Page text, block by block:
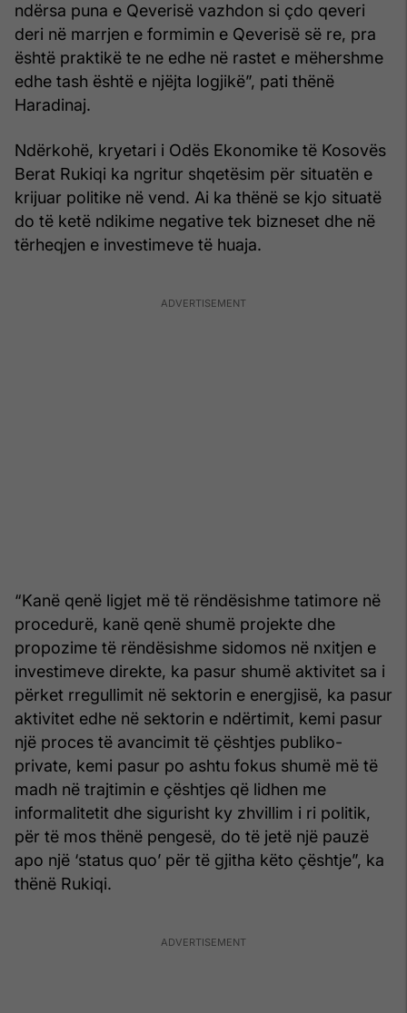
ndërsa puna e Qeverisë vazhdon si çdo qeveri
deri në marrjen e formimin e Qeverisë së re, pra
është praktikë te ne edhe në rastet e mëhershme
edhe tash është e njëjta logjikë”, pati thënë
Haradinaj.
Ndërkohë, kryetari i Odës Ekonomike të Kosovës
Berat Rukiqi ka ngritur shqetësim për situatën e
krijuar politike në vend. Ai ka thënë se kjo situatë
do të ketë ndikime negative tek bizneset dhe në
tërheqjen e investimeve të huaja.
“Kanë qenë ligjet më të rëndësishme tatimore në
procedurë, kanë qenë shumë projekte dhe
propozime të rëndësishme sidomos në nxitjen e
investimeve direkte, ka pasur shumë aktivitet sa i
përket rregullimit në sektorin e energjisë, ka pasur
aktivitet edhe në sektorin e ndërtimit, kemi pasur
një proces të avancimit të çështjes publiko-
private, kemi pasur po ashtu fokus shumë më të
madh në trajtimin e çështjes që lidhen me
informalitetit dhe sigurisht ky zhvillim i ri politik,
për të mos thënë pengesë, do të jetë një pauzë
apo një ‘status quo’ për të gjitha këto çështje”, ka
thënë Rukiqi.